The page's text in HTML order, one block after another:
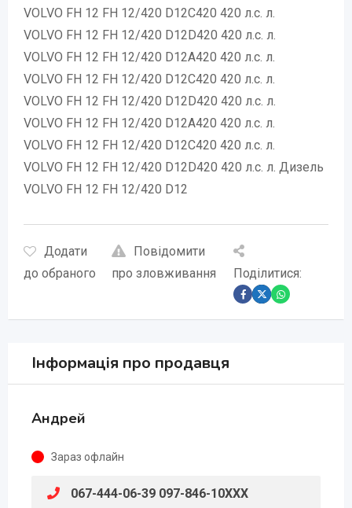
VOLVO FH 12 FH 12/420 D12C420 420 л.с. л.
VOLVO FH 12 FH 12/420 D12D420 420 л.с. л.
VOLVO FH 12 FH 12/420 D12A420 420 л.с. л.
VOLVO FH 12 FH 12/420 D12C420 420 л.с. л.
VOLVO FH 12 FH 12/420 D12D420 420 л.с. л.
VOLVO FH 12 FH 12/420 D12A420 420 л.с. л.
VOLVO FH 12 FH 12/420 D12C420 420 л.с. л.
VOLVO FH 12 FH 12/420 D12D420 420 л.с. л. Дизель
VOLVO FH 12 FH 12/420 D12
Додати
до обраного
Повідомити
про зловживання
Поділитися:
Інформація про продавця
Андрей
Зараз офлайн
067-444-06-39 097-846-10XXX